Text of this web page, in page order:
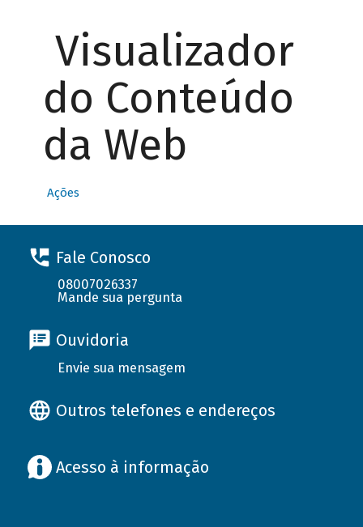
Visualizador
do Conteúdo
da Web
Ações
Fale Conosco
08007026337
Mande sua pergunta
Ouvidoria
Envie sua mensagem
Outros telefones e endereços
Acesso à informação